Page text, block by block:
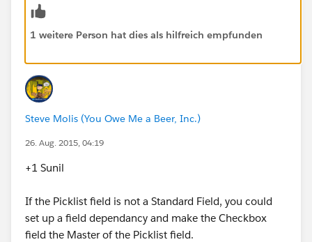
ISBLANK(Multi_Picklist_Field__c)
As you mentioned multiselect field in the subject and
picklist field in the actual description, i am providing
the syntax for both type of fields
1 weitere Person hat dies als hilfreich empfunden
Steve Molis (You Owe Me a Beer, Inc.)
26. Aug. 2015, 04:19
+1 Sunil
If the Picklist field is not a Standard Field, you could
set up a field dependancy and make the Checkbox
field the Master of the Picklist field.